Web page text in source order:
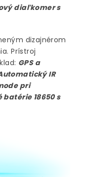
diaľkomer s
dizajnérom
Prístroj
GPS a
IR
pri
18650 s